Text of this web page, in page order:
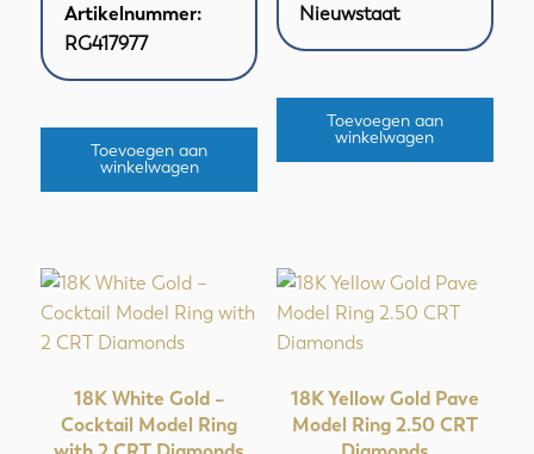
Artikelnummer:
RG417977
Toevoegen aan
winkelwagen
Nieuwstaat
Toevoegen aan
winkelwagen
18K White Gold –
Cocktail Model Ring
18K Yellow Gold Pave
Model Ring 2.50 CRT